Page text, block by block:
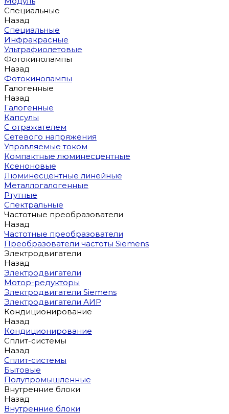
Специальные
Назад
Специальные
Инфракрасные
Ультрафиолетовые
Фотокинолампы
Назад
Фотокинолампы
Галогенные
Назад
Галогенные
Капсулы
С отражателем
Сетевого напряжения
Управляемые током
Компактные люминесцентные
Ксеноновые
Люминесцентные линейные
Металлогалогенные
Ртутные
Спектральные
Частотные преобразователи
Назад
Частотные преобразователи
Преобразователи частоты Siemens
Электродвигатели
Назад
Электродвигатели
Мотор-редукторы
Электродвигатели Siemens
Электродвигатели АИР
Кондиционирование
Назад
Кондиционирование
Сплит-системы
Назад
Сплит-системы
Бытовые
Полупромышленные
Внутренние блоки
Назад
Внутренние блоки